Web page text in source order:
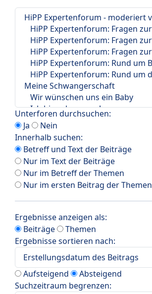
Unterforen durchsuchen:
Ja
Nein
Innerhalb suchen:
Betreff und Text der Beiträge
Nur im Text der Beiträge
Nur im Betreff der Themen
Nur im ersten Beitrag der Themen
Ergebnisse anzeigen als:
Beiträge
Themen
Ergebnisse sortieren nach:
Aufsteigend
Absteigend
Suchzeitraum begrenzen: